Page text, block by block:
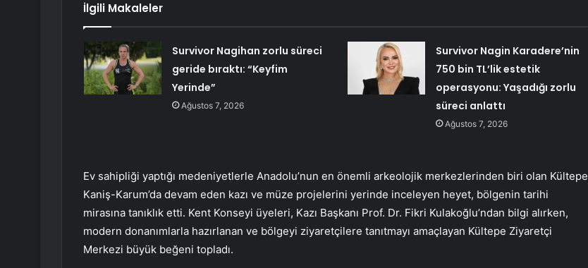
İlgili Makaleler
Survivor Nagihan zorlu süreci
geride bıraktı: “Keyfim
Yerinde”
Ağustos 7, 2026
Survivor Nagin Karadere’nin
750 bin TL’lik estetik
operasyonu: Yaşadığı zorlu
süreci anlattı
Ağustos 7, 2026
Ev sahipliği yaptığı medeniyetlerle Anadolu’nun en önemli arkeolojik merkezlerinden biri olan Kültepe
Kaniş-Karum’da devam eden kazı ve müze projelerini yerinde inceleyen heyet, bölgenin tarihi
mirasına tanıklık etti. Kent Konseyi üyeleri, Kazı Başkanı Prof. Dr. Fikri Kulakoğlu’ndan bilgi alırken,
modern donanımlarla hazırlanan ve bölgeyi ziyaretçilere tanıtmayı amaçlayan Kültepe Ziyaretçi
Merkezi büyük beğeni topladı.